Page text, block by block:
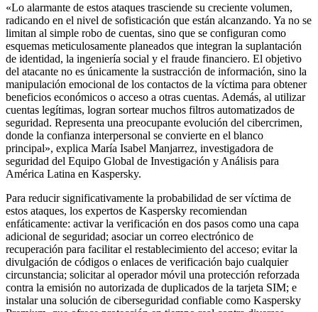
«Lo alarmante de estos ataques trasciende su creciente volumen,
radicando en el nivel de sofisticación que están alcanzando. Ya no se
limitan al simple robo de cuentas, sino que se configuran como
esquemas meticulosamente planeados que integran la suplantación
de identidad, la ingeniería social y el fraude financiero. El objetivo
del atacante no es únicamente la sustracción de información, sino la
manipulación emocional de los contactos de la víctima para obtener
beneficios económicos o acceso a otras cuentas. Además, al utilizar
cuentas legítimas, logran sortear muchos filtros automatizados de
seguridad. Representa una preocupante evolución del cibercrimen,
donde la confianza interpersonal se convierte en el blanco
principal», explica María Isabel Manjarrez, investigadora de
seguridad del Equipo Global de Investigación y Análisis para
América Latina en Kaspersky.
Para reducir significativamente la probabilidad de ser víctima de
estos ataques, los expertos de Kaspersky recomiendan
enfáticamente: activar la verificación en dos pasos como una capa
adicional de seguridad; asociar un correo electrónico de
recuperación para facilitar el restablecimiento del acceso; evitar la
divulgación de códigos o enlaces de verificación bajo cualquier
circunstancia; solicitar al operador móvil una protección reforzada
contra la emisión no autorizada de duplicados de la tarjeta SIM; e
instalar una solución de ciberseguridad confiable como Kaspersky